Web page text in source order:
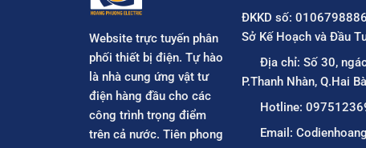
Website trực tuyến phân
phối thiết bị điện. Tự hào
là nhà cung ứng vật tư
điện hàng đầu cho các
công trình trọng điểm
trên cả nước. Tiên phong
ĐKKD số:
Sở Kế Hoạch và Đầu
Địa chỉ: Số 30,
P.Thanh Nhàn, Q.Hai
Hotline:
Email: